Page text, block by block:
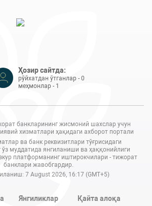
Ҳозир сайтда:
рўйхатдан ўтганлар - 0
меҳмонлар - 1
банкларининг жисмоний шахслар учун
хизматлари ҳақидаги ахборот портали
ва банк реквизитлари тўғрисидаги
муддатида янгиланиши ва ҳаққонийлиги
платформанинг иштирокчилари - тижорат
банклари жавобгардир.
7 August 2026, 16:17 (GMT+5)
Янгиликлар Қайта алоқа